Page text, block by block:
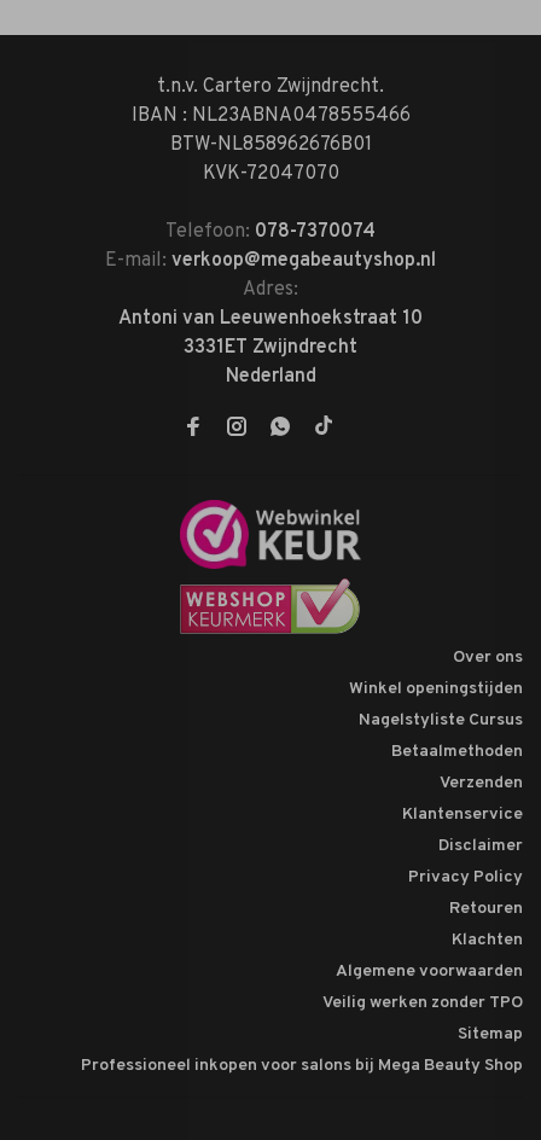
t.n.v. Cartero Zwijndrecht.
IBAN : NL23ABNA0478555466
BTW-NL858962676B01
KVK-72047070
Telefoon: 078-7370074
E-mail: verkoop@megabeautyshop.nl
Adres:
Antoni van Leeuwenhoekstraat 10
3331ET Zwijndrecht
Nederland
Over ons
Winkel openingstijden
Nagelstyliste Cursus
Betaalmethoden
Verzenden
Klantenservice
Disclaimer
Privacy Policy
Retouren
Klachten
Algemene voorwaarden
Veilig werken zonder TPO
Sitemap
Professioneel inkopen voor salons bij Mega Beauty Shop